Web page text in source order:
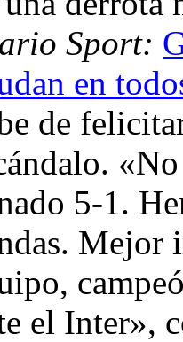
Sport:
en
de
5-1.
Mejor
el Inter»,